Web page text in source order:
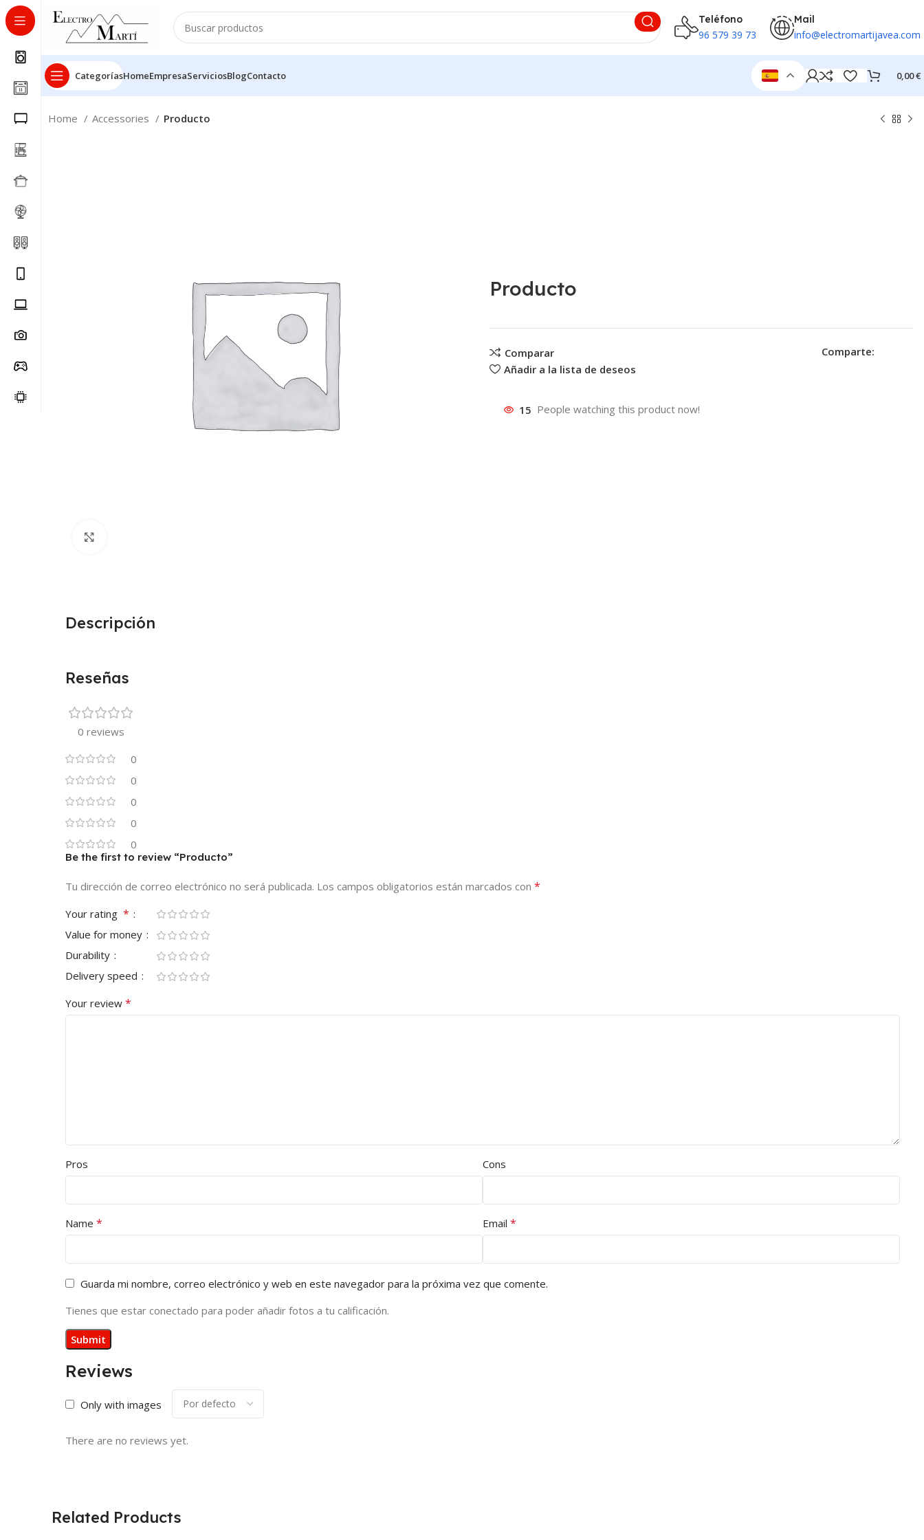
Teléfono
96 579 39 73
Mail
info@electromartijavea.com
CategoríasHomeEmpresaServiciosBlogContacto 0,00€
Home Accessories Producto
Producto
Comparar
Añadir a la lista de deseos
Comparte:
15 People watching this product now!
Descripción
Reseñas
0 reviews
0
0
0
0
0
Reviews
Only with images
There are no reviews yet.
Be the first to review “Producto”
Tu dirección de correo electrónico no será publicada. Los campos obligatorios están marcados con *
Your rating *
Value for money
Durability
Delivery speed
Your review *
Pros Cons
Name * Email *
Guarda mi nombre, correo electrónico y web en este navegador para la próxima vez que comente.
Tienes que estar conectado para poder añadir fotos a tu calificación.
Related Products